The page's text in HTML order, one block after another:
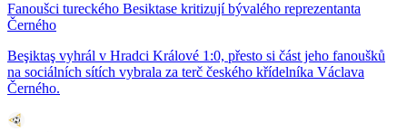
Fanoušci tureckého Besiktase kritizují bývalého reprezentanta
Černého
Beşiktaş vyhrál v Hradci Králové 1:0, přesto si část jeho fanoušků
na sociálních sítích vybrala za terč českého křídelníka Václava
Černého.